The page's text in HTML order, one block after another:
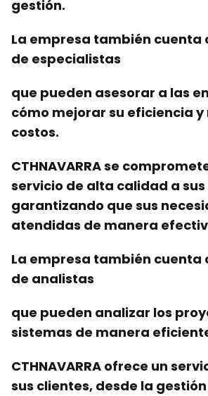
gestión.
La empresa también cuenta
de especialistas
que pueden asesorar a las
cómo mejorar su eficiencia y
costos.
CTHNAVARRA se
servicio de alta calidad a
garantizando que sus
atendidas de manera
La empresa también cuenta
de analistas
que pueden analizar los
sistemas de manera
CTHNAVARRA ofrece un
sus clientes, desde la